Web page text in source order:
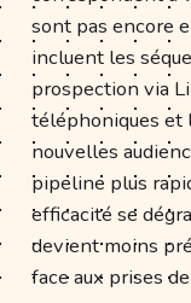
sont pas encore
incluent les
prospection via
téléphoniques et
nouvelles
pipeline plus
efficacité se
devient moins
face aux prises